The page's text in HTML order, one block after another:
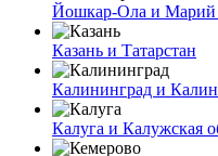
Йошкар-Ола и
Казань и Татарстан
Калининград и
Калуга и Калужская